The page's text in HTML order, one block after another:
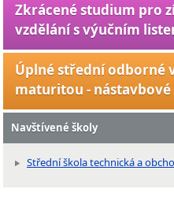
Zkrácené studium pro
vzdělání s výučním
Úplné střední odborné
maturitou -
Navštívené školy
Střední škola technická a